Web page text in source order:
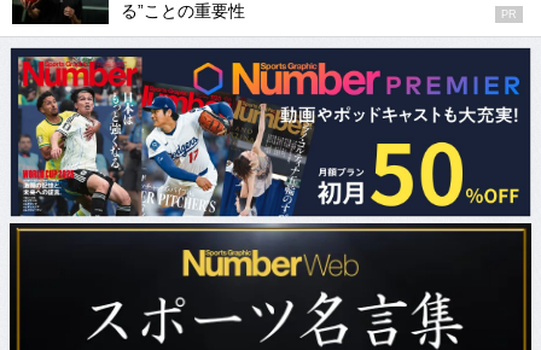
る”ことの重要性
PR